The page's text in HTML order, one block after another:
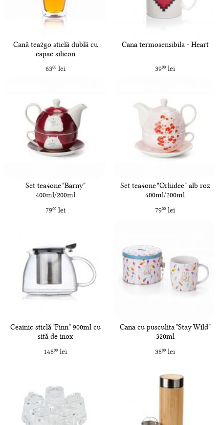
Cană tea2go sticlă dublă cu
capac silicon
6300lei
Cana termosensibila - Heart
3900lei
Set tea4one "Barny"
400ml/200ml
7900lei
Set tea4one "Orhidee" alb roz
400ml/200ml
7900lei
Ceainic sticlă "Finn" 900ml cu
sită de inox
14800 lei
Cana cu pusculita "Stay Wild"
320ml
3800lei